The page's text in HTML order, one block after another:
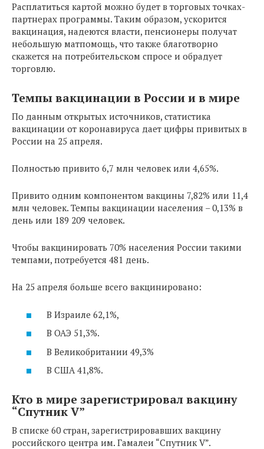
Расплатиться картой можно будет в торговых точках-
партнерах программы. Таким образом, ускорится
вакцинация, надеются власти, пенсионеры получат
небольшую матпомощь, что также благотворно
скажется на потребительском спросе и обрадует
торговлю.
Темпы вакцинации в России и в мире
По данным открытых источников, статистика
вакцинации от коронавируса дает цифры привитых в
России на 25 апреля.
Полностью привито 6,7 млн человек или 4,65%.
Привито одним компонентом вакцины 7,82% или 11,4
млн человек. Темпы вакцинации населения – 0,13% в
день или 189 209 человек.
Чтобы вакцинировать 70% населения России такими
темпами, потребуется 481 день.
На 25 апреля больше всего вакцинировано:
В Израиле 62,1%,
В ОАЭ 51,3%.
В Великобритании 49,3%
В США 41,8%.
Кто в мире зарегистрировал вакцину
“Спутник V”
В списке 60 стран, зарегистрировавших вакцину
российского центра им. Гамалеи “Спутник V”.